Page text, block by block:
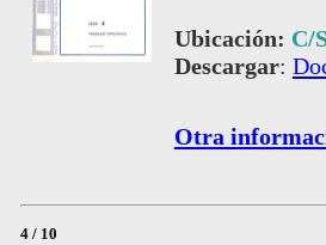
Ubicación: C/
Descargar:
Otra
4 / 10